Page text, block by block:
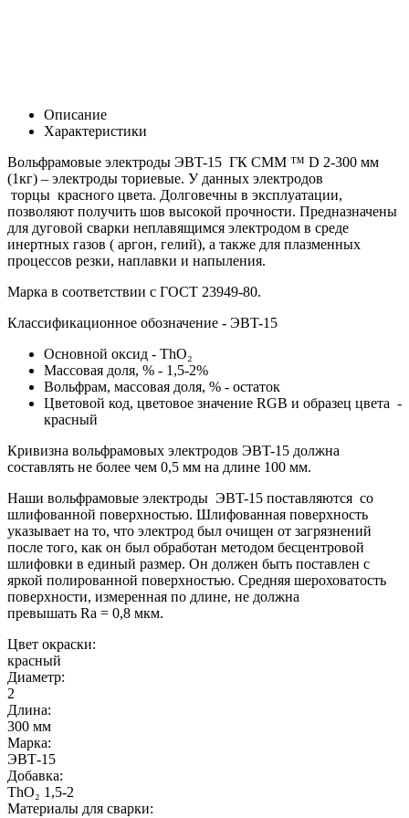
Описание
Характеристики
Вольфрамовые электроды ЭВT-15 ГК СММ ™ D 2-300 мм
(1кг) – электроды ториевые. У данных электродов
торцы красного цвета. Долговечны в эксплуатации,
позволяют получить шов высокой прочности. Предназначены
для дуговой сварки неплавящимся электродом в среде
инертных газов ( аргон, гелий), а также для плазменных
процессов резки, наплавки и напыления.
Марка в соответствии с ГОСТ 23949-80.
Классификационное обозначение - ЭВT-15
Основной оксид - ThO₂
Массовая доля, % - 1,5-2%
Вольфрам, массовая доля, % - остаток
Цветовой код, цветовое значение RGB и образец цвета -
красный
Кривизна вольфрамовых электродов ЭВT-15 должна
составлять не более чем 0,5 мм на длине 100 мм.
Наши вольфрамовые электроды ЭВT-15 поставляются со
шлифованной поверхностью. Шлифованная поверхность
указывает на то, что электрод был очищен от загрязнений
после того, как он был обработан методом бесцентровой
шлифовки в единый размер. Он должен быть поставлен с
яркой полированной поверхностью. Средняя шероховатость
поверхности, измеренная по длине, не должна
превышать Ra = 0,8 мкм.
Цвет окраски:
красный
Диаметр:
2
Длина:
300 мм
Марка:
ЭВТ-15
Добавка:
ThO₂ 1,5-2
Материалы для сварки: